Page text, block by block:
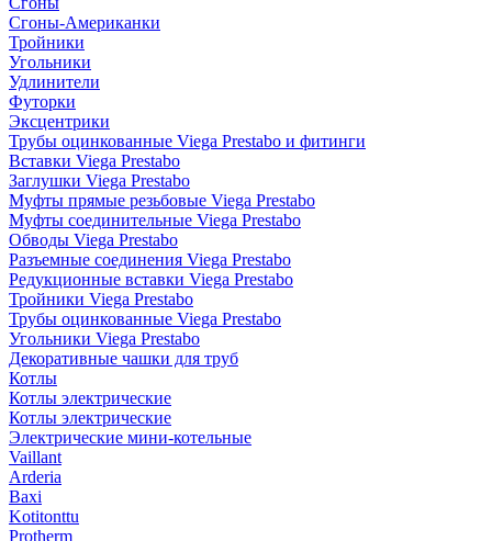
Сгоны-Американки
Тройники
Угольники
Удлинители
Футорки
Эксцентрики
Трубы оцинкованные Viega Prestabo и фитинги
Вставки Viega Prestabo
Заглушки Viega Prestabo
Муфты прямые резьбовые Viega Prestabo
Муфты соединительные Viega Prestabo
Обводы Viega Prestabo
Разъемные соединения Viega Prestabo
Редукционные вставки Viega Prestabo
Тройники Viega Prestabo
Трубы оцинкованные Viega Prestabo
Угольники Viega Prestabo
Декоративные чашки для труб
Котлы
Котлы электрические
Котлы электрические
Электрические мини-котельные
Vaillant
Arderia
Baxi
Kotitonttu
Protherm